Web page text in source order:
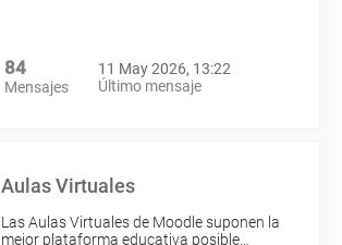
84
Mensajes
11 May 2026, 13:22
Último mensaje
Aulas Virtuales
Las Aulas Virtuales de Moodle suponen la
mejor plataforma educativa posible…